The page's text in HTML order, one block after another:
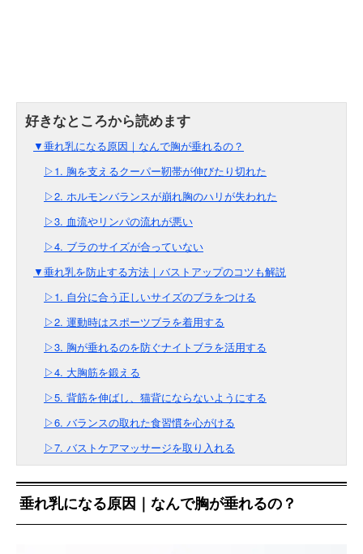
▼垂れ乳になる原因｜なんで胸が垂れるの？
▷1. 胸を支えるクーパー靭帯が伸びたり切れた
▷2. ホルモンバランスが崩れ胸のハリが失われた
▷3. 血流やリンパの流れが悪い
▷4. ブラのサイズが合っていない
▼垂れ乳を防止する方法｜バストアップのコツも解説
▷1. 自分に合う正しいサイズのブラをつける
▷2. 運動時はスポーツブラを着用する
▷3. 胸が垂れるのを防ぐナイトブラを活用する
▷4. 大胸筋を鍛える
▷5. 背筋を伸ばし、猫背にならないようにする
▷6. バランスの取れた食習慣を心がける
▷7. バストケアマッサージを取り入れる
垂れ乳になる原因｜なんで胸が垂れるの？